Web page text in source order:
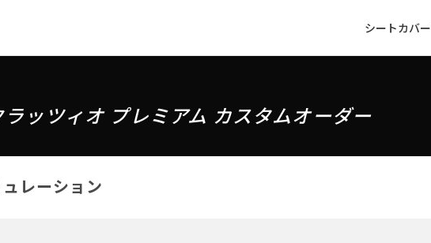
シートカバー
ラッツィオ プレミアム カスタムオーダー
レーション